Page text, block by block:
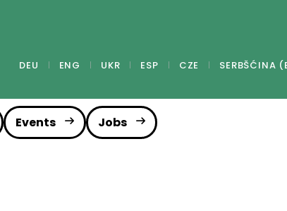
DEU ENG UKR ESP CZE SERBŠĆINA
Events Jobs